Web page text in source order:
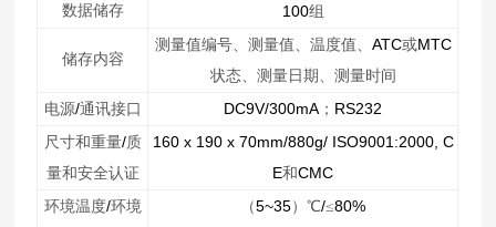
数据储存
100组
储存内容
测量值编号、测量值、温度值、 ATC或MTC
状态、测量日期、测量时间
电源/通讯接口 DC9V/300mA ； RS232
尺寸和重量/质
量和安全认证
160 x 190 x 70mm/880g/ ISO9001:2000, C
E和CMC
环境温度/环境
（5~35）℃/≤80%